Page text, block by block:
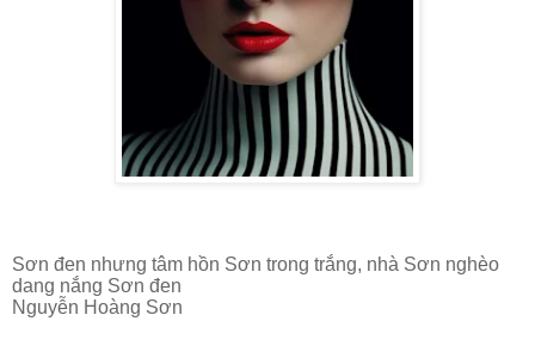
Sơn đen nhưng tâm hồn Sơn trong trắng, nhà Sơn nghèo
dang nắng Sơn đen
Nguyễn Hoàng Sơn